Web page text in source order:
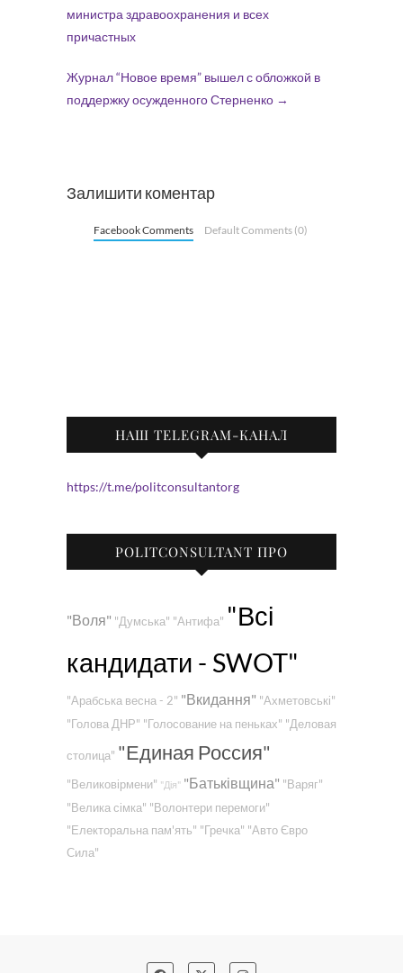
министра здравоохранения и всех
причастных
Журнал “Новое время” вышел с обложкой в
поддержку осужденного Стерненко →
Залишити коментар
Facebook Comments Default Comments (0)
НАШ TELEGRAM-КАНАЛ
https://t.me/politconsultantorg
POLITCONSULTANT ПРО
"Воля" "Думська" "Антифа" "Всі
кандидати - SWOT"
"Арабська весна - 2" "Вкидання" "Ахметовські"
"Голова ДНР" "Голосование на пеньках" "Деловая
столица" "Единая Россия"
"Великовірмени" "Дія" "Батьківщина" "Варяг"
"Велика сімка" "Волонтери перемоги"
"Електоральна пам'ять" "Гречка" "Авто Євро
Сила"